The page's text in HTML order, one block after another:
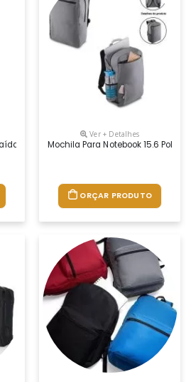
Para Fone
Ver + Detalhes
Mochila Para Notebook 15.6
ORÇAR PRODUTO